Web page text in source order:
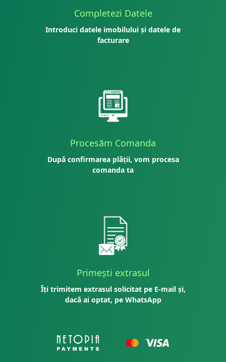
Completezi Datele
Introduci datele imobilului și datele de
facturare
Procesăm Comanda
După confirmarea plății, vom procesa
comanda ta
Primești extrasul
Îți trimitem extrasul solicitat pe E-mail și,
dacă ai optat, pe WhatsApp